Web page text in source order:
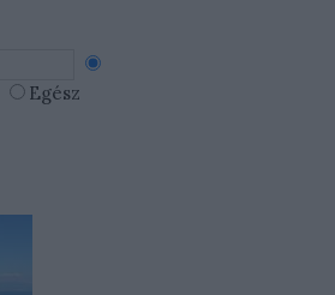
Egész